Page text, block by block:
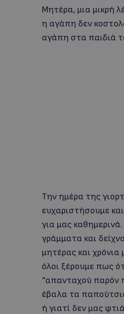
Μητέρα, μια μικρή
η αγάπη δεν
αγάπη στα παιδιά
Την ημέρα της
ευχαριστήσουμε
για μας
γράμματα και
μητέρας και
όλοι ξέρουμε πως
“απανταχού παρόν
έβαλα τα
ή γιατί δεν μας